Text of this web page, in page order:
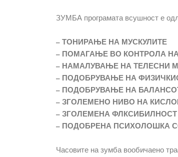
ЗУМБА програмата всушност е
– ТОНИРАЊЕ НА МУСКУЛИТЕ
– ПОМАГАЊЕ ВО КОНТРОЛА
– НАМАЛУВАЊЕ НА ТЕЛЕСНИ
– ПОДОБРУВАЊЕ НА
– ПОДОБРУВАЊЕ НА
– ЗГОЛЕМЕНО НИВО НА
– ЗГОЛЕМЕНА
– ПОДОБРЕНА ПСИХОЛОШКА
Часовите на зумба вообичаено